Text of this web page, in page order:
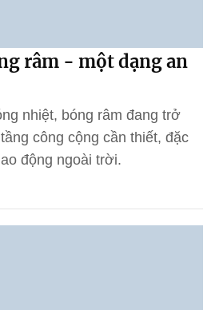
râm - một dạng an
nhiệt, bóng râm đang trở
công cộng cần thiết, đặc
động ngoài trời.